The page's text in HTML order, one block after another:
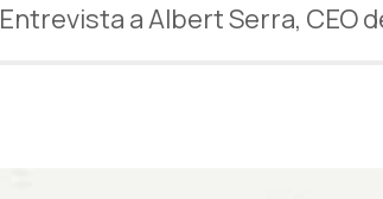
Entrevista a Albert Serra, CEO